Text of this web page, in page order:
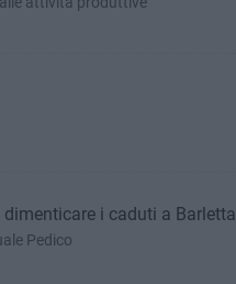
dimenticare i caduti a Barletta
Pedico